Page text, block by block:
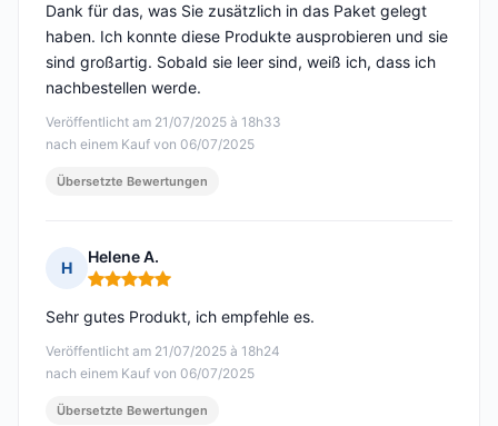
Veröffentlicht am 21/07/2025 à 18h33
nach einem Kauf von 06/07/2025
Dank für das, was Sie zusätzlich in das Paket gelegt
haben. Ich konnte diese Produkte ausprobieren und sie
sind großartig. Sobald sie leer sind, weiß ich, dass ich
nachbestellen werde.
Übersetzte Bewertungen
H
Helene A.
Hinweis: 5 von 5
Veröffentlicht am 21/07/2025 à 18h24
nach einem Kauf von 06/07/2025
Sehr gutes Produkt, ich empfehle es.
Übersetzte Bewertungen